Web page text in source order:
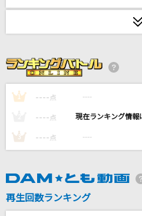
青春病
世界が終るまでは…
WANDS
久保田早紀
学園生活部[丈槍由紀(水瀬いのり)、恵飛
(M・A・O)、直樹美紀(高橋李依)]
1 ---- 点 ----
---- 点 ----
3 ---- 点 ----
再生回数ランキング